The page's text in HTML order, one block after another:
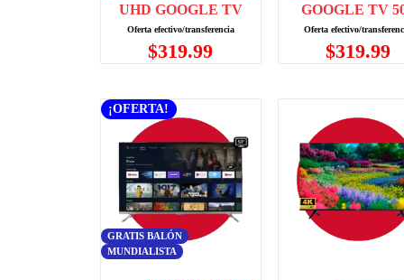
UHD GOOGLE TV
$319.99
GOOGLE TV
$319.99
GRATIS BALÓN
MUNDIALISTA
¡OFERTA!